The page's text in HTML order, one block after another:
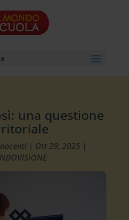
una questione
| Ott 29, 2025 |